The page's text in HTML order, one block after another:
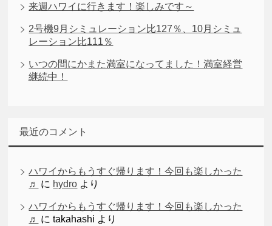
来週ハワイに行きます！楽しみです～
2号機9月シミュレーション比127％、10月シミュ
レーション比111％
いつの間にかまた満室になってました！満室経営
継続中！
最近のコメント
ハワイからもうすぐ帰ります！今回も楽しかった
♬
に hydro より
ハワイからもうすぐ帰ります！今回も楽しかった
♬
にtakahashi より